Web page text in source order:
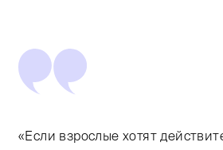
«Если взрослые хотят